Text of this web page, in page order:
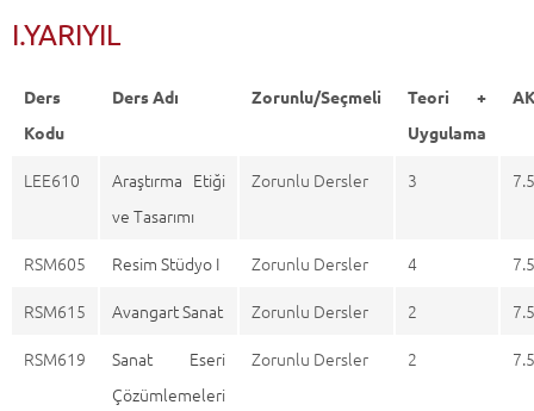
I.YARIYIL
Ders
Kodu
Ders Adı Zorunlu/Seçmeli
Teori +
Uygulama
LEE610
Araştırma Etiği
ve Tasarımı
Zorunlu Dersler 3 7.5
RSM605 Resim Stüdyo I Zorunlu Dersler 4
7.5
RSM615
Avangart Sanat Zorunlu Dersler 2
7.5
RSM619
Sanat Eseri
Çözümlemeleri
Zorunlu Dersler 2 7.5